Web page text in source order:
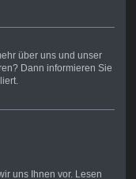
über uns und unser
Dann informieren Sie
uns Ihnen vor. Lesen